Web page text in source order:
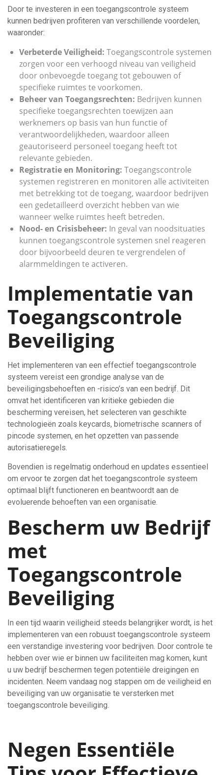
Door te investeren in een toegangscontrole systeem
kunnen bedrijven profiteren van verschillende voordelen,
waaronder:
Verbeterde Veiligheid: Toegangscontrole systemen
zorgen voor een verhoogd niveau van veiligheid
door onbevoegde toegang tot gebouwen of
specifieke ruimtes te voorkomen.
Beheer van Toegangsrechten: Bedrijven kunnen
specifieke toegangsrechten toewijzen aan
werknemers op basis van hun functie of
verantwoordelijkheden, waardoor alleen
geautoriseerd personeel toegang heeft tot
relevante gebieden.
Registratie en Monitoring: Toegangscontrole
systemen registreren en monitoren alle activiteiten
met betrekking tot de toegang, waardoor bedrijven
een gedetailleerd overzicht hebben van wie
wanneer welke ruimtes heeft betreden.
Nood- en Crisisbeheer: In geval van noodsituaties
kunnen toegangscontrole systemen snel reageren
door bijvoorbeeld deuren te vergrendelen of
alarmmeldingen te activeren.
Implementatie van
Toegangscontrole
Beveiliging
Het implementeren van een effectief toegangscontrole
systeem vereist een grondige analyse van de
beveiligingsbehoeften en -risico’s van een bedrijf. Dit
omvat het identificeren van kritieke gebieden die
bescherming vereisen, het selecteren van geschikte
technologieën zoals keycards, biometrische scanners of
pincode systemen, en het opzetten van passende
autorisatieregels.
Bovendien is regelmatig onderhoud en updates essentieel
om ervoor te zorgen dat het toegangscontrole systeem
optimaal blijft functioneren en beantwoordt aan de
evoluerende behoeften van een organisatie.
Bescherm uw Bedrijf
met
Toegangscontrole
Beveiliging
In een tijd waarin veiligheid steeds belangrijker wordt, is het
implementeren van een robuust toegangscontrole systeem
een verstandige investering voor bedrijven. Door controle te
hebben over wie er binnen uw faciliteiten mag komen, kunt
u uw bedrijf beschermen tegen potentiële dreigingen en
incidenten. Neem vandaag nog stappen om de veiligheid en
beveiliging van uw organisatie te versterken met
toegangscontrole beveiliging.
Negen Essentiële